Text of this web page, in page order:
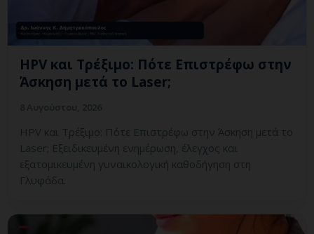
HPV και Τρέξιμο: Πότε Επιστρέφω στην
Άσκηση μετά το Laser;
HPV και Τρέξιμο: Πότε Επιστρέφω στην Άσκηση μετά το
Laser; Εξειδικευμένη ενημέρωση, έλεγχος και
εξατομικευμένη γυναικολογική καθοδήγηση στη
Γλυφάδα.